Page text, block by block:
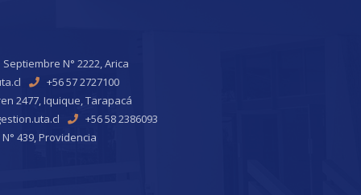
N° 2222, Arica
+56 57 2727100
2477, Iquique, Tarapacá
+56 58 2386093
439, Providencia